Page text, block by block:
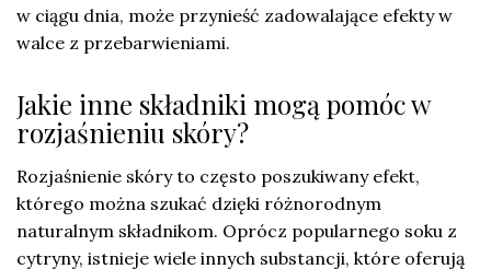
w ciągu dnia, może przynieść zadowalające efekty w
walce z przebarwieniami.
Jakie inne składniki mogą pomóc w
rozjaśnieniu skóry?
Rozjaśnienie skóry to często poszukiwany efekt,
którego można szukać dzięki różnorodnym
naturalnym składnikom. Oprócz popularnego soku z
cytryny, istnieje wiele innych substancji, które oferują